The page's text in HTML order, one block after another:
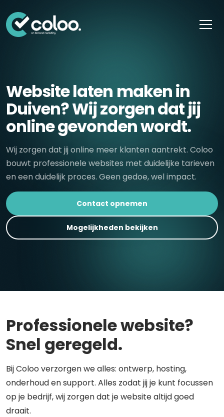
Website laten maken in
Duiven? Wij zorgen dat jij
online gevonden wordt.
Wij zorgen dat jij online meer klanten aantrekt. Coloo
bouwt professionele websites met duidelijke tarieven
en een duidelijk proces. Geen gedoe, wel impact.
Contact opnemen
Mogelijkheden bekijken
Professionele website?
Snel geregeld.
Bij Coloo verzorgen we alles: ontwerp, hosting,
onderhoud en support. Alles zodat jij je kunt focussen
op je bedrijf, wij zorgen dat je website altijd goed
draait.